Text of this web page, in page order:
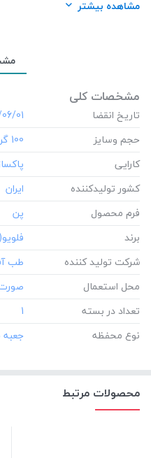
نوع محفظه: جعبه مقوایى
مشاهده بیشتر
مشخصات کلی
تاریخ انقضا
01
حجم وسایز
‎100 گرم
کارایی
کشور تولید‎کننده
فرم محصول
برند
شرکت تولید کننده
محل استعمال
تعداد در بسته
‎1
نوع محفظه
محصولات مرتبط